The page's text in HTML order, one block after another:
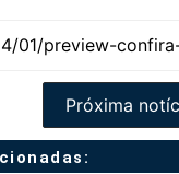
Próxima